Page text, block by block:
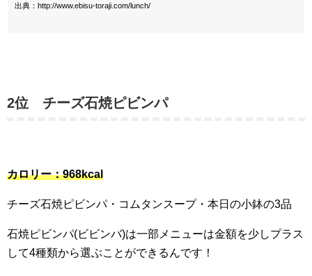
出典：http://www.ebisu-toraji.com/lunch/
2位 チーズ石焼ピビンパ
カロリー：968kcal
チーズ石焼ピビンパ・コムタンスープ・本日の小鉢の3品
石焼ピビンパ(ビビンバ)は一部メニューは金額を少しプラス
して4種類から選ぶことができるんです！